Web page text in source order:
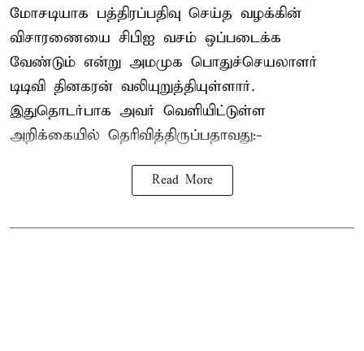
மோசடியாக பத்திரப்பதிவு செய்த வழக்கின்
விசாரணையை சிபிஐ வசம் ஒப்படைக்க
வேண்டும் என்று அமமுக பொதுச்செயலாளர்
டிடிவி தினகரன் வலியுறுத்தியுள்ளார்.
இதுதொடர்பாக அவர் வெளியிட்டுள்ள
அறிக்கையில் தெரிவித்திருப்பதாவது:-
Read More